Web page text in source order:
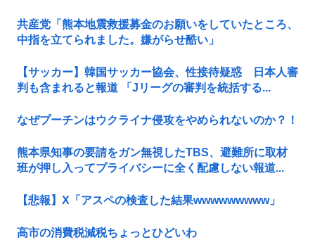
共産党「熊本地震救援募金のお願いをしていたところ、
中指を立てられました。嫌がらせ酷い」
【サッカー】韓国サッカー協会、性接待疑惑 日本人審
判も含まれると報道 「Jリーグの審判を統括する...
なぜプーチンはウクライナ侵攻をやめられないのか？！
熊本県知事の要請をガン無視したTBS、避難所に取材
班が押し入ってプライバシーに全く配慮しない報道...
【悲報】X「アスペの検査した結果wwwwwwwww」
高市の消費税減税ちょっとひどいわ